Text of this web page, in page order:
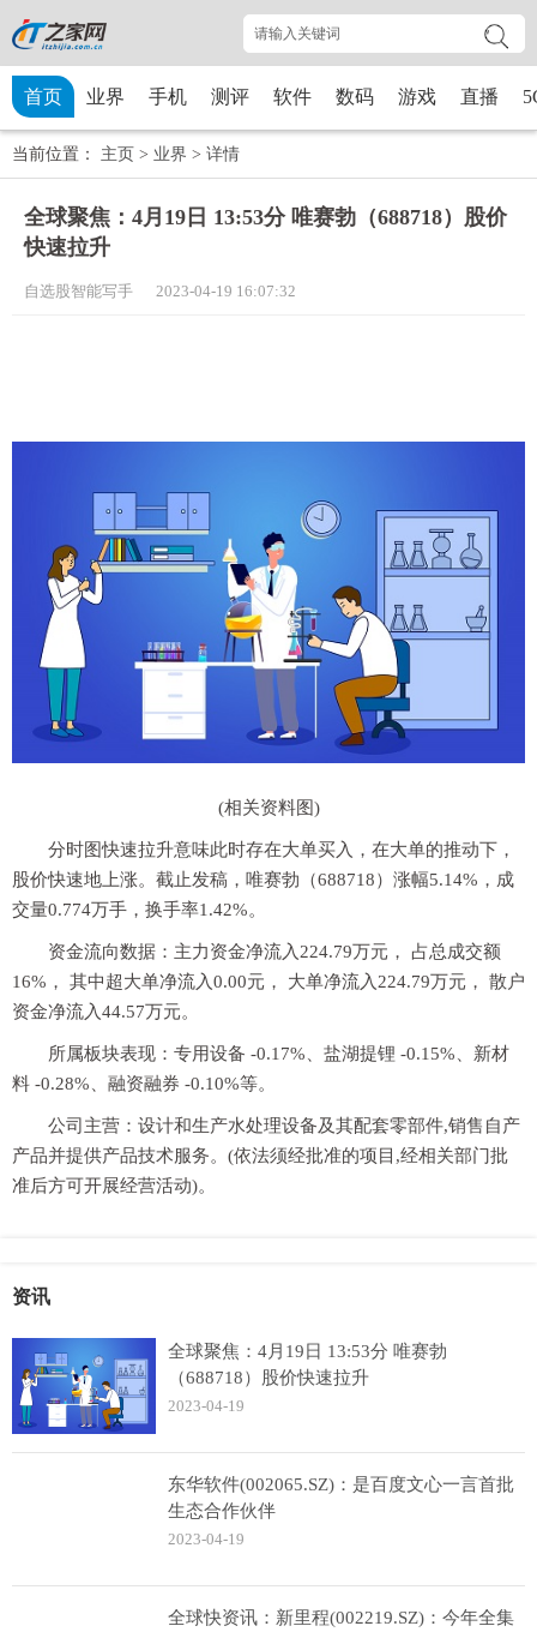
首页 业界 手机 测评 软件 数码 游戏 直播
当前位置： 主页 > 业界 > 详情
全球聚焦：4月19日 13:53分 唯赛勃（688718）股价
快速拉升
自选股智能写手 2023-04-19 16:07:32
(相关资料图)
分时图快速拉升意味此时存在大单买入，在大单的推动下，
股价快速地上涨。截止发稿，唯赛勃（688718）涨幅5.14%，成
交量0.774万手，换手率1.42%。
资金流向数据：主力资金净流入224.79万元， 占总成交额
16%， 其中超大单净流入0.00元， 大单净流入224.79万元， 散户
资金净流入44.57万元。
所属板块表现：专用设备 -0.17%、盐湖提锂 -0.15%、新材
料 -0.28%、融资融券 -0.10%等。
公司主营：设计和生产水处理设备及其配套零部件,销售自产
产品并提供产品技术服务。(依法须经批准的项目,经相关部门批
准后方可开展经营活动)。
资讯
全球聚焦：4月19日 13:53分 唯赛勃
（688718）股价快速拉升
2023-04-19
东华软件(002065.SZ)：是百度文心一言首批
生态合作伙伴
2023-04-19
全球快资讯：新里程(002219.SZ)：今年全集